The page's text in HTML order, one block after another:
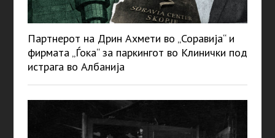
Партнерот на Дрин Ахмети во „Соравија“ и
фирмата „Ѓока“ за паркингот во Клинички под
истрага во Албанија